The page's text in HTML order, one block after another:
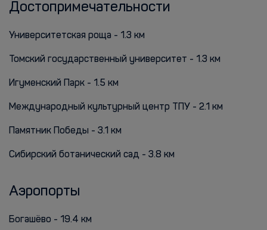
Достопримечательности
Университетская роща - 1.3 км
Томский государственный университет - 1.3 км
Игуменский Парк - 1.5 км
Международный культурный центр ТПУ - 2.1 км
Памятник Победы - 3.1 км
Сибирский ботанический сад - 3.8 км
Аэропорты
Богашёво - 19.4 км